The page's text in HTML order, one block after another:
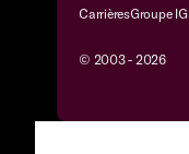
CarrièresGroupe IG
© 2003 - 2026